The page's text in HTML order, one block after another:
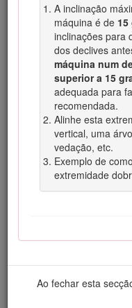
A inclinação
máquina é de 15
inclinações para
dos declives
máquina num
superior a 15
adequada para
recomendada.
Alinhe esta
vertical, uma
vedação, etc.
Exemplo de
extremidade
Ao fechar esta
Avisoindica uma
não for evitada,
grave.
Cuidadoindica
se não for
ou moderado.
Símbolo
relevantes. Para mais
específica do produto.
Consulte as